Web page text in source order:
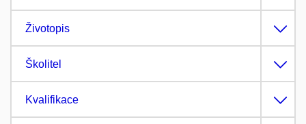
Životopis
Školitel
Kvalifikace